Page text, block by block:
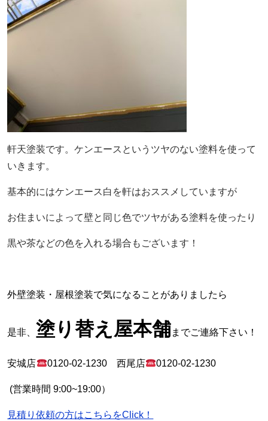
軒天塗装です。ケンエースというツヤのない塗料を使って
いきます。
基本的にはケンエース白を軒はおススメしていますが
お住まいによって壁と同じ色でツヤがある塗料を使ったり
黒や茶などの色を入れる場合もございます！
外壁塗装・屋根塗装で気になることがありましたら
是非、 塗り替え屋本舗までご連絡下さい！
安城店 0120-02-1230西尾店 0120-02-1230
(営業時間 9:00~19:00）
見積り依頼の方はこちらをClick！